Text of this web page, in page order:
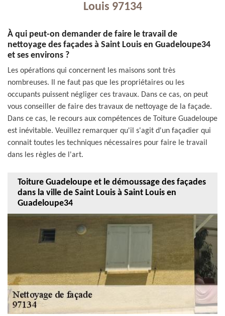
Louis 97134
À qui peut-on demander de faire le travail de
nettoyage des façades à Saint Louis en Guadeloupe34
et ses environs ?
Les opérations qui concernent les maisons sont très
nombreuses. Il ne faut pas que les propriétaires ou les
occupants puissent négliger ces travaux. Dans ce cas, on peut
vous conseiller de faire des travaux de nettoyage de la façade.
Dans ce cas, le recours aux compétences de Toiture Guadeloupe
est inévitable. Veuillez remarquer qu'il s'agit d'un façadier qui
connait toutes les techniques nécessaires pour faire le travail
dans les règles de l'art.
Toiture Guadeloupe et le démoussage des façades
dans la ville de Saint Louis à Saint Louis en
Guadeloupe34